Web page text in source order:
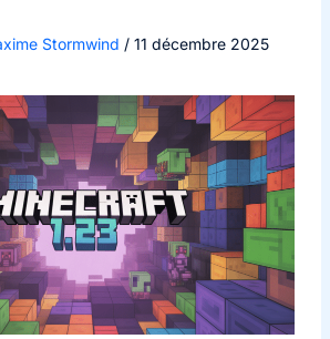
Stormwind / 11 décembre 2025